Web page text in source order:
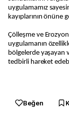
uygulamamız
kayıplarının önüne
Çölleşme ve
uygulamanın
bölgelerde yaşayan
tedbirli hareket
Beğen